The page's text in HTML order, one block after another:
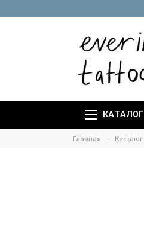
КАТАЛОГ
Главная Каталог